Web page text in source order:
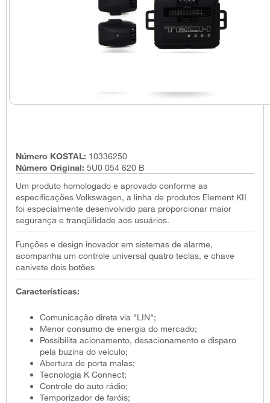
Número KOSTAL: 10336250
Número Original: 5U0 054 620 B
Um produto homologado e aprovado conforme as
especificações Volkswagen, a linha de produtos Element KII
foi especialmente desenvolvido para proporcionar maior
segurança e tranqüilidade aos usuários.
Funções e design inovador em sistemas de alarme,
acompanha um controle universal quatro teclas, e chave
canivete dois botões
Características:
Comunicação direta via "LIN";
Menor consumo de energia do mercado;
Possibilita acionamento, desacionamento e disparo
pela buzina do veículo;
Abertura de porta malas;
Tecnologia K Connect;
Controle do auto rádio;
Temporizador de faróis;